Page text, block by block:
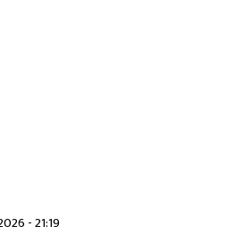
- 21:19